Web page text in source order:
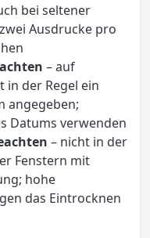
bei seltener
Ausdrucke pro
– auf
in der Regel ein
angegeben;
Datums verwenden
– nicht in der
Fenstern mit
hohe
das Eintrocknen